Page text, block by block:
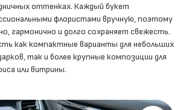
оттенках. Каждый букет
флористами вручную, поэтому
гармонично и долго сохраняет свежесть.
как компактные варианты для небольших
так и более крупные композиции для
или витрины.